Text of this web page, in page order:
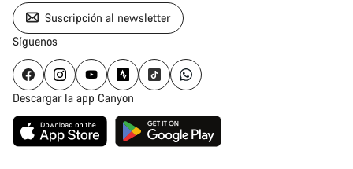
Suscripción al newsletter
Síguenos
Descargar la app Canyon